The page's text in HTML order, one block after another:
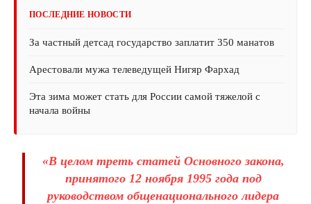
ПОСЛЕДНИЕ НОВОСТИ
За частный детсад государство заплатит 350 манатов
Арестовали мужа телеведущей Нигяр Фархад
Эта зима может стать для России самой тяжелой с
начала войны
«В целом треть статей Основного закона,
принятого 12 ноября 1995 года под
руководством общенационального лидера